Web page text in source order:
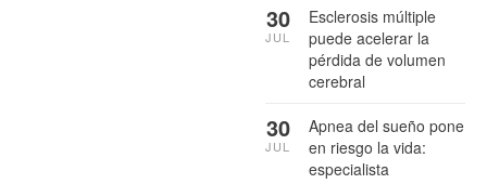
Esclerosis múltiple
puede acelerar la
pérdida de volumen
cerebral
30
JUL
Apnea del sueño pone
en riesgo la vida:
especialista
30
JUL